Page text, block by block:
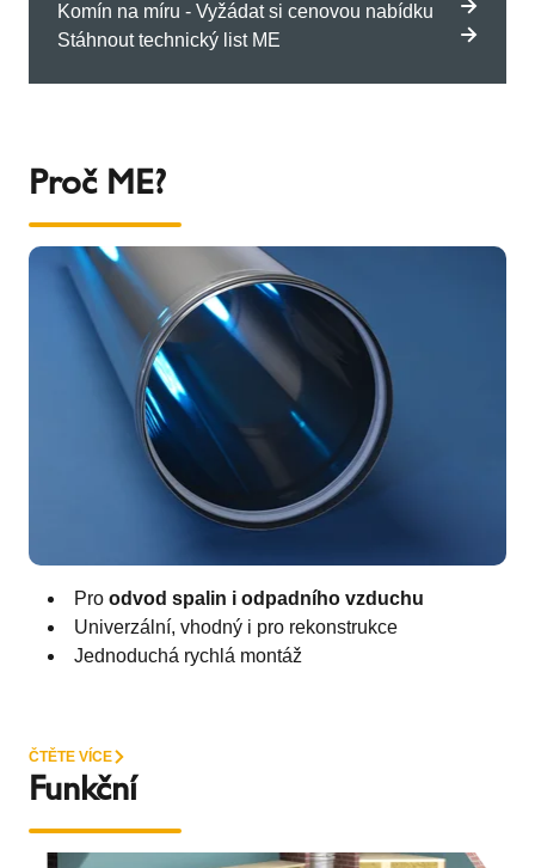
Komín na míru - Vyžádat si cenovou nabídku
Stáhnout technický list ME
Proč ME?
Pro odvod spalin i odpadního vzduchu
Univerzální, vhodný i pro rekonstrukce
Jednoduchá rychlá montáž
ČTĚTE VÍCE
Funkční